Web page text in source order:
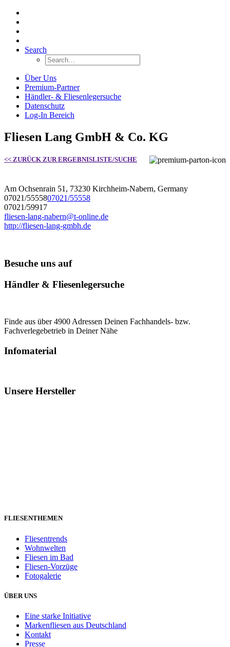
Search
Über Uns
Premium-Partner
Händler- & Fliesenlegersuche
Datenschutz
Log-In Bereich
Fliesen Lang GmbH & Co. KG
<< ZURÜCK ZUR ERGEBNISLISTE/SUCHE
Am Ochsenrain 51, 73230 Kirchheim-Nabern, Germany
07021/5555807021/55558
07021/59917
fliesen-lang-nabern@t-online.de
http://fliesen-lang-gmbh.de
Besuche uns auf
Händler & Fliesenlegersuche
Finde aus über 4900 Adressen Deinen Fachhandels- bzw.
Fachverlegebetrieb in Deiner Nähe
Infomaterial
Unsere Hersteller
FLIESENTHEMEN
Fliesentrends
Wohnwelten
Fliesen im Bad
Fliesen-Vorzüge
Fotogalerie
ÜBER UNS
Eine starke Initiative
Markenfliesen aus Deutschland
Kontakt
Presse